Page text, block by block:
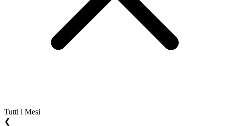
Tutti i Mesi
❮